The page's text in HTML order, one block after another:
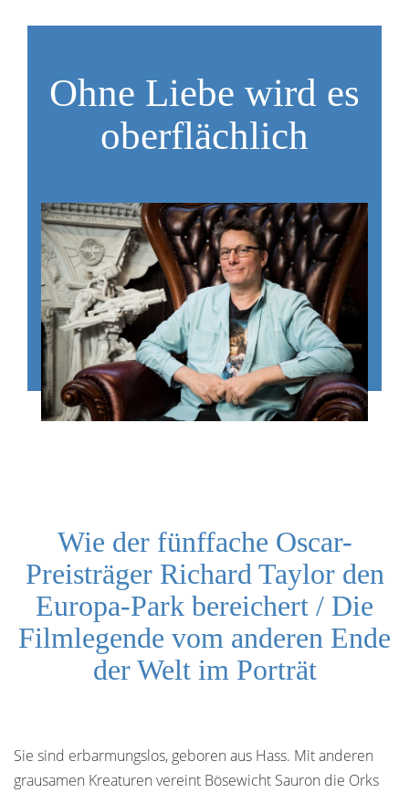
Ohne Liebe wird es
oberflächlich
Wie der fünffache Oscar-
Preisträger Richard Taylor den
Europa-Park bereichert / Die
Filmlegende vom anderen Ende
der Welt im Porträt
Sie sind erbarmungslos, geboren aus Hass. Mit anderen
grausamen Kreaturen vereint Bösewicht Sauron die Orks